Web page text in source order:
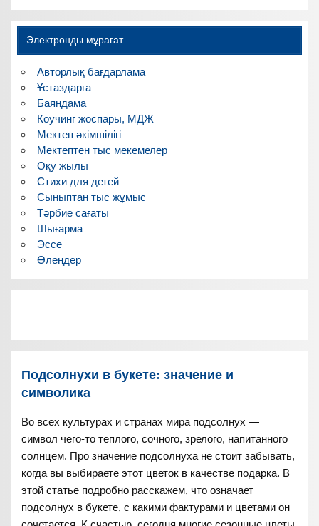
Электронды мұрағат
Авторлық бағдарлама
Ұстаздарға
Баяндама
Коучинг жоспары, МДЖ
Мектеп әкімшілігі
Мектептен тыс мекемелер
Оқу жылы
Стихи для детей
Сыныптан тыс жұмыс
Тәрбие сағаты
Шығарма
Эссе
Өлеңдер
Подсолнухи в букете: значение и
символика
Во всех культурах и странах мира подсолнух —
символ чего-то теплого, сочного, зрелого, напитанного
солнцем. Про значение подсолнуха не стоит забывать,
когда вы выбираете этот цветок в качестве подарка. В
этой статье подробно расскажем, что означает
подсолнух в букете, с какими фактурами и цветами он